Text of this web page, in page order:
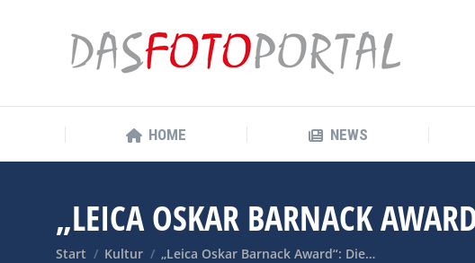
HOME NEWS
„LEICA OSKAR BARNACK
Sie befinden sich hier:
Start Kultur „Leica Oskar Barnack Award“: Die…
HOME NEWS